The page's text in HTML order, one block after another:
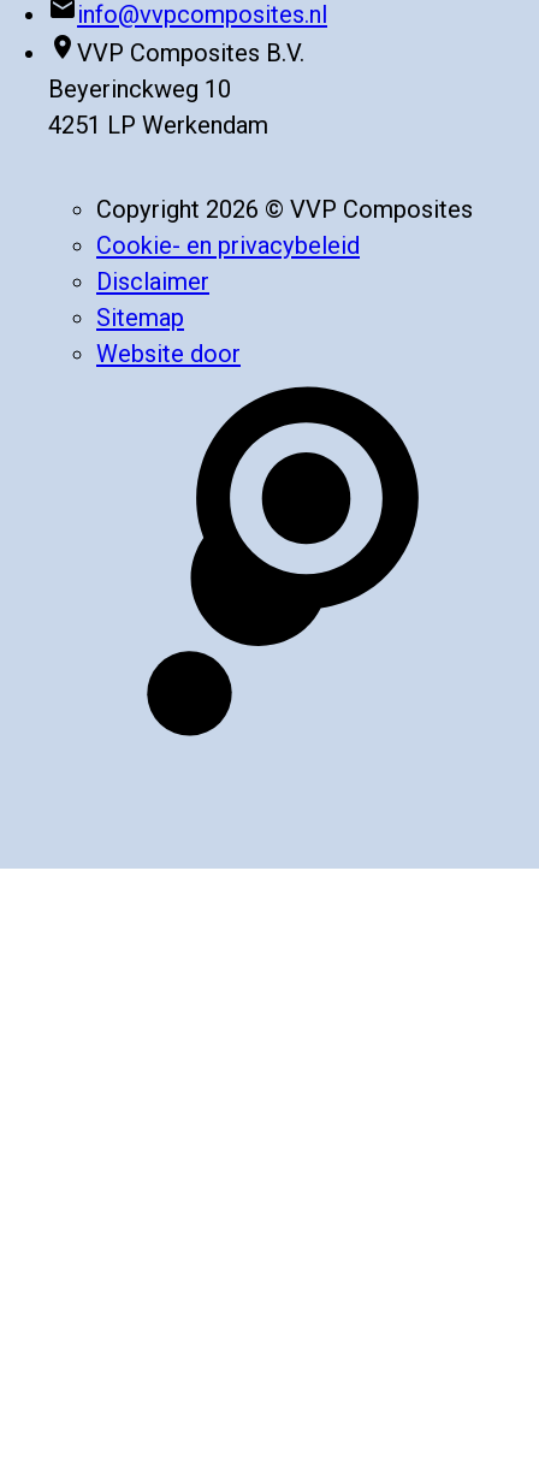
mailinfo@vvpcomposites.nl
place VVP Composites B.V.
Beyerinckweg 10
4251 LP Werkendam
Copyright 2026 © VVP Composites
Cookie- en privacybeleid
Disclaimer
Sitemap
Website door